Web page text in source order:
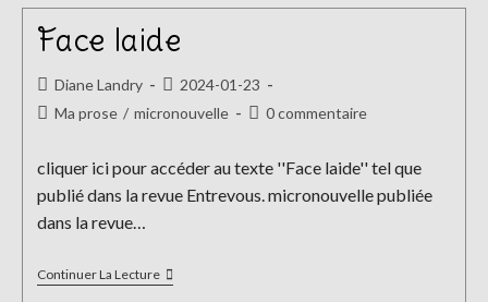
Face laide
Auteur/autrice
de
Diane Landry
Publication
publiée :
2024-01-23
PostMa prose / micronouvelle
Commentaires
publication :
0 commentaire
cliquer ici pour accéder au texte ''Face laide'' tel que
publié dans la revue Entrevous. micronouvelle publiée
dans la revue…
Continuer La LectureFace
Laide